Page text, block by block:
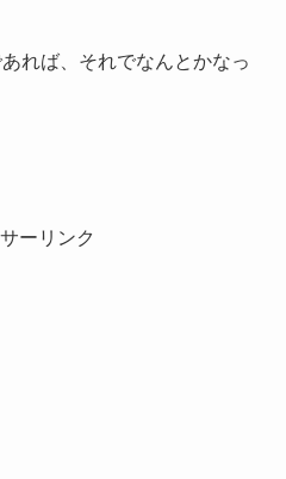
れば、それでなんとかなっ
ーリンク